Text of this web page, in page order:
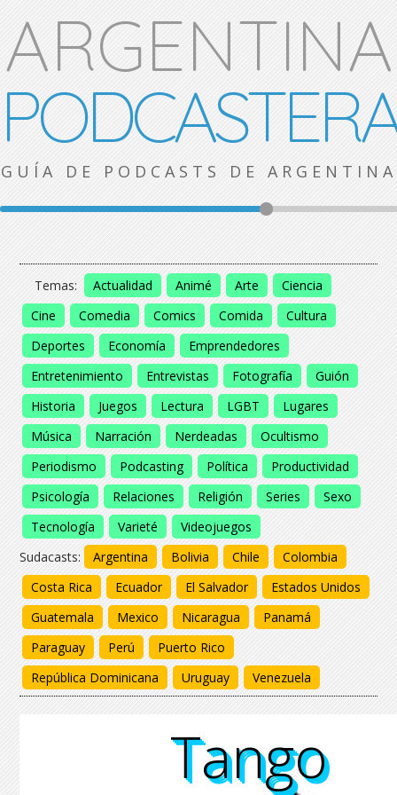
ARGENTINA
GUÍA DE PODCASTS DE ARGENTINA
Temas: Actualidad Animé Arte
Ciencia
Cine
Comedia Comics Comida
Cultura
Deportes
Economía
Emprendedores
Entretenimiento
Entrevistas Fotografía
Guión
Historia
Juegos Lectura LGBT
Lugares
Música
Narración Nerdeadas
Ocultismo
Periodismo
Podcasting Política
Productividad
Psicología
Relaciones Religión Series
Sexo
Tecnología
Varieté
Videojuegos
Sudacasts:
Argentina Bolivia Chile
Colombia
Costa Rica
Ecuador El Salvador
Estados Unidos
Guatemala
Mexico Nicaragua
Panamá
Paraguay
Perú
Puerto Rico
República Dominicana
Uruguay Venezuela
Tango
Tango
Tango
Tango